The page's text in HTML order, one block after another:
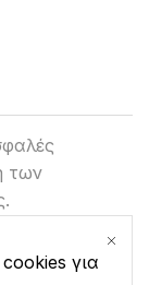
των
για